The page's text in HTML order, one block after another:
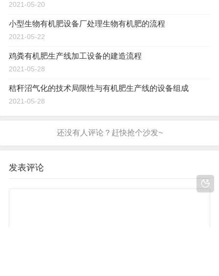
2021-05-20
小型生物有机肥设备厂处理生物有机肥的流程
2021-05-22
鸡粪有机肥生产线加工设备的建造流程
2021-05-28
秸秆沼气化的技术局限性与有机肥生产线的设备组成
2021-05-28
发表评论